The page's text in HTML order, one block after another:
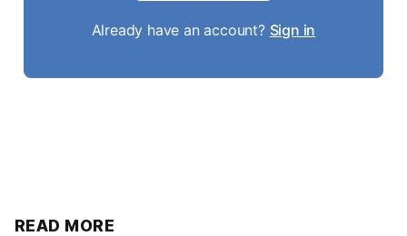
Already have an account? Sign in
READ MORE